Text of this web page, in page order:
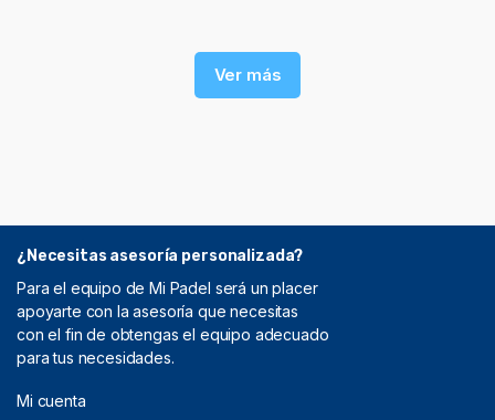
Ver más
¿Necesitas asesoría personalizada?
Para el equipo de Mi Padel será un placer
apoyarte con la asesoría que necesitas
con el fin de obtengas el equipo adecuado
para tus necesidades.
Mi cuenta